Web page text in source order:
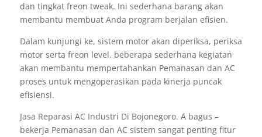
dan tingkat freon tweak. Ini sederhana barang akan
membantu membuat Anda program berjalan efisien.
Dalam kunjungi ke, sistem motor akan diperiksa, periksa
motor serta freon level. beberapa sederhana kegiatan
akan membantu mempertahankan Pemanasan dan AC
proses untuk mengoperasikan pada kinerja puncak
efisiensi.
Jasa Reparasi AC Industri Di Bojonegoro. A bagus –
bekerja Pemanasan dan AC sistem sangat penting fitur